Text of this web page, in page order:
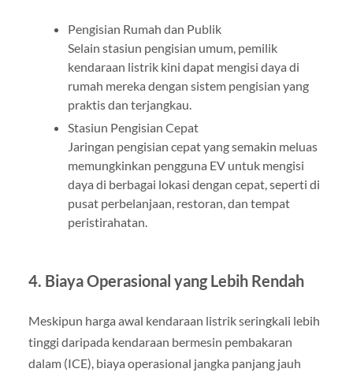
Pengisian Rumah dan Publik
Selain stasiun pengisian umum, pemilik
kendaraan listrik kini dapat mengisi daya di
rumah mereka dengan sistem pengisian yang
praktis dan terjangkau.
Stasiun Pengisian Cepat
Jaringan pengisian cepat yang semakin meluas
memungkinkan pengguna EV untuk mengisi
daya di berbagai lokasi dengan cepat, seperti di
pusat perbelanjaan, restoran, dan tempat
peristirahatan.
4. Biaya Operasional yang Lebih Rendah
Meskipun harga awal kendaraan listrik seringkali lebih
tinggi daripada kendaraan bermesin pembakaran
dalam (ICE), biaya operasional jangka panjang jauh